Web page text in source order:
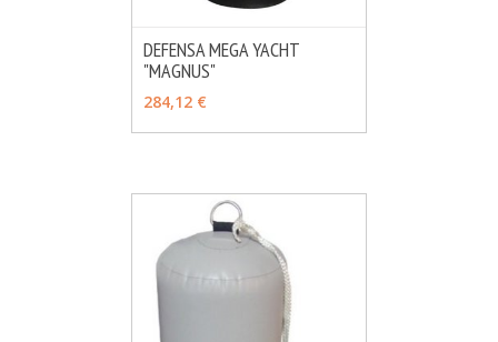
VER OPCIONES
DEFENSA MEGA YACHT
"MAGNUS"
284,12 €